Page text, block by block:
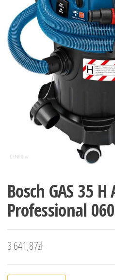
Bosch GAS 35 H
Professional
3 641,87zł